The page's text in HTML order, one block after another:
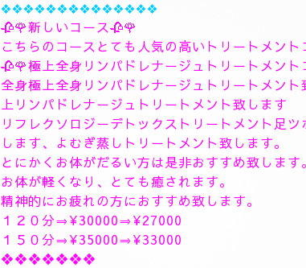
❖❖❖❖❖❖❖❖❖❖❖❖❖❖
🥀🌹新しいコース🥀🌹
こちらのコースとても人気の高いトリートメント
🥀🌹極上全身リンパドレナージュトリートメント
全身極上全身リンパドレナージュトリートメン
上リンパドレナージュトリートメント致します
リフレクソロジーデトックストリートメント足
します、よむぎ蒸しトリートメント致します。
とにかくお体がだるい方は是非おすすめ致します。
お体が軽くなり、とても癒されます。
精神的にお疲れの方におすすめ致します。
１２０分⇒¥30000⇒¥27000
１５０分⇒¥35000⇒¥33000
❖❖❖❖❖❖❖